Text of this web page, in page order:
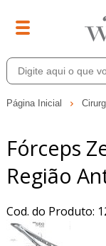
Página Inicial
Fórceps
Região
Cod. do Produto: